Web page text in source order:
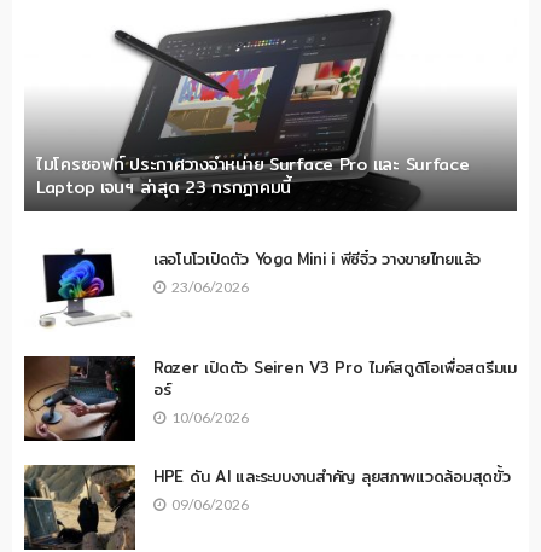
ไมโครซอฟท์ ประกาศวางจำหน่าย Surface Pro และ Surface
Laptop เจนฯ ล่าสุด 23 กรกฎาคมนี้
เลอโนโวเปิดตัว Yoga Mini i พีซีจิ๋ว วางขายไทยแล้ว
23/06/2026
Razer เปิดตัว Seiren V3 Pro ไมค์สตูดิโอเพื่อสตรีมเม
อร์
10/06/2026
HPE ดัน AI และระบบงานสำคัญ ลุยสภาพแวดล้อมสุดขั้ว
09/06/2026